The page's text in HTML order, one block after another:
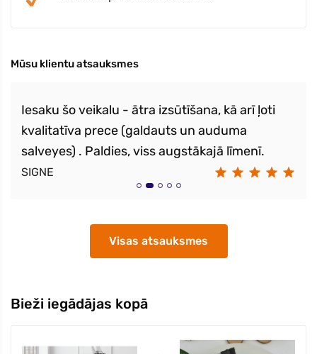
Mūsu klientu atsauksmes
Iesaku šo veikalu - ātra izsūtīšana, kā arī ļoti
kvalitatīva prece (galdauts un auduma
salveyes) . Paldies, viss augstākajā līmenī.
SIGNE
Visas atsauksmes
Bieži iegādājas kopā